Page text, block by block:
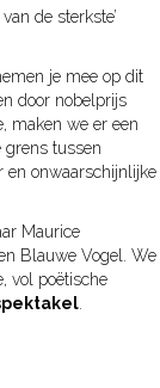
de sterkste’
je mee op dit
door nobelprijs
maken we er een
grens tussen
en onwaarschijnlijke
Maurice
Blauwe Vogel. We
vol poëtische